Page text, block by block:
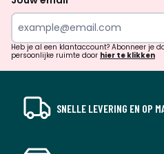
Heb je al een klantaccount? Abonneer je
persoonlijke ruimte door hier te klikken
SNELLE LEVERING EN OP